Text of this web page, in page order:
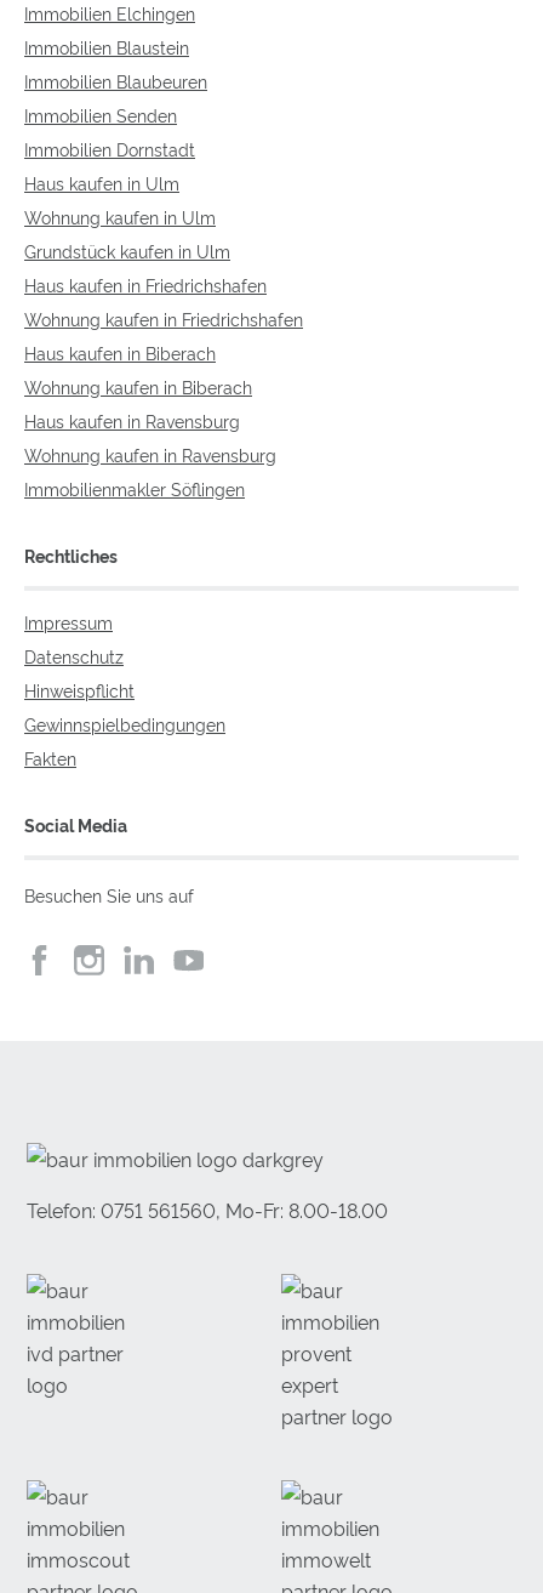
Immobilien Elchingen
Immobilien Blaustein
Immobilien Blaubeuren
Immobilien Senden
Immobilien Dornstadt
Haus kaufen in Ulm
Wohnung kaufen in Ulm
Grundstück kaufen in Ulm
Haus kaufen in Friedrichshafen
Wohnung kaufen in Friedrichshafen
Haus kaufen in Biberach
Wohnung kaufen in Biberach
Haus kaufen in Ravensburg
Wohnung kaufen in Ravensburg
Immobilienmakler Söflingen
Rechtliches
Impressum
Datenschutz
Hinweispflicht
Gewinnspielbedingungen
Fakten
Social Media
Besuchen Sie uns auf
Telefon: 0751 561560, Mo-Fr: 8.00-18.00